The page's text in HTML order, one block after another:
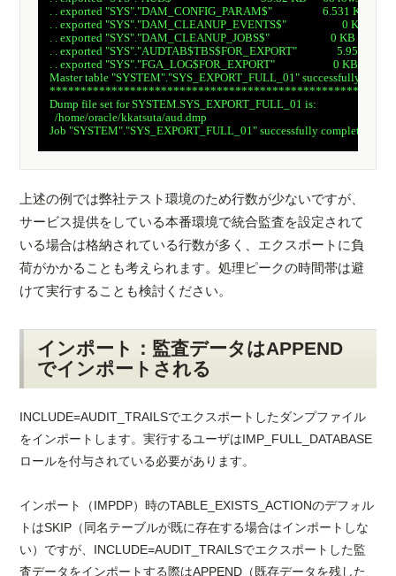
. . exported "SYS"."DAM_CONFIG_PARAM$"                   6.531 KB
. . exported "SYS"."DAM_CLEANUP_EVENTS$"                     0 KB       0
. . exported "SYS"."DAM_CLEANUP_JOBS$"                       0 KB       0
. . exported "SYS"."AUDTAB$TBS$FOR_EXPORT"               5.953 KB
. . exported "SYS"."FGA_LOG$FOR_EXPORT"                      0 KB       0
Master table "SYSTEM"."SYS_EXPORT_FULL_01" successfully
Dump file set for SYSTEM.SYS_EXPORT_FULL_01 is:
/home/oracle/kkatsuta/aud.dmp
Job "SYSTEM"."SYS_EXPORT_FULL_01" successfully completed at
上述の例では弊社テスト環境のため行数が少ないですが、
サービス提供をしている本番環境で統合監査を設定されて
いる場合は格納されている行数が多く、エクスポートに負
荷がかかることも考えられます。処理ピークの時間帯は避
けて実行することも検討ください。
インポート：監査データはAPPEND
でインポートされる
INCLUDE=AUDIT_TRAILSでエクスポートしたダンプファイル
をインポートします。実行するユーザはIMP_FULL_DATABASE
ロールを付与されている必要があります。
インポート（IMPDP）時のTABLE_EXISTS_ACTIONのデフォル
トはSKIP（同名テーブルが既に存在する場合はインポートしな
い）ですが、INCLUDE=AUDIT_TRAILSでエクスポートした監
査データをインポートする際はAPPEND（既存データを残した